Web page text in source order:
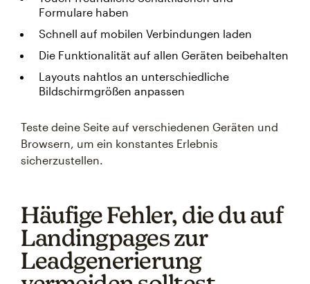
Formulare haben
Schnell auf mobilen Verbindungen laden
Die Funktionalität auf allen Geräten beibehalten
Layouts nahtlos an unterschiedliche
Bildschirmgrößen anpassen
Teste deine Seite auf verschiedenen Geräten und
Browsern, um ein konstantes Erlebnis
sicherzustellen.
Häufige Fehler, die du auf
Landingpages zur
Leadgenerierung